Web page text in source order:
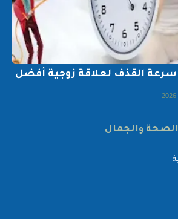
القذف لعلاقة زوجية أفضل
والجمال